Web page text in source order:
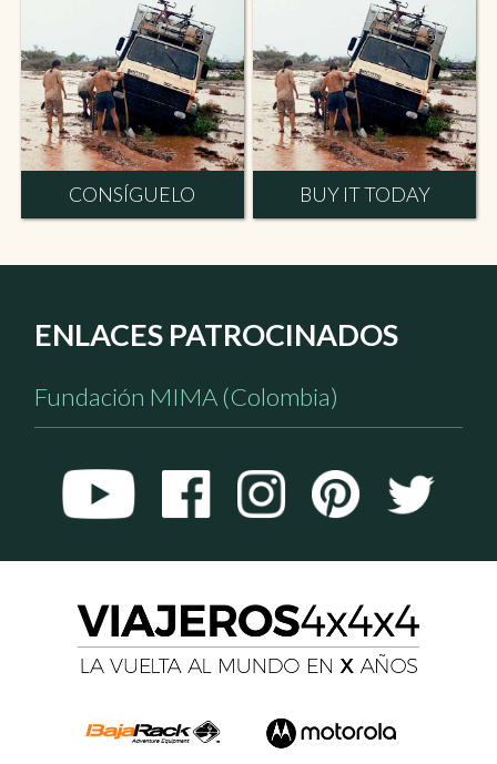
CONSÍGUELO BUY IT TODAY
ENLACES PATROCINADOS
Fundación MIMA (Colombia)